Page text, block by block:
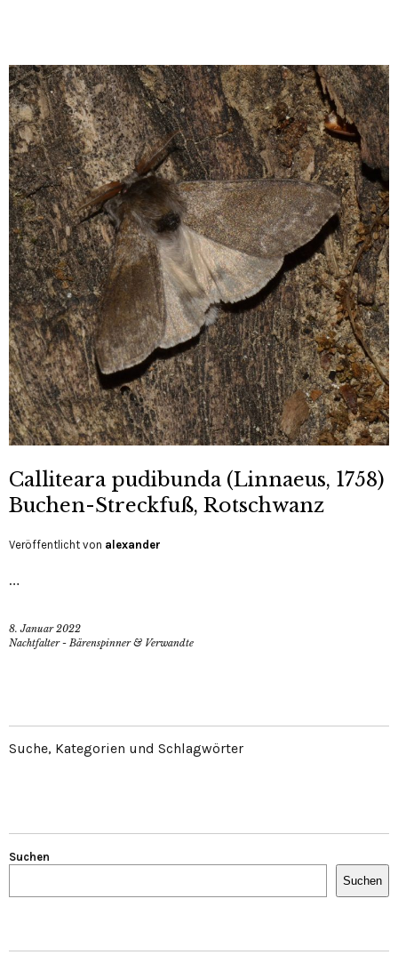
Calliteara pudibunda (Linnaeus, 1758)
Buchen-Streckfuß, Rotschwanz
Veröffentlicht von alexander
…
8. Januar 2022
Nachtfalter - Bärenspinner & Verwandte
Suche, Kategorien und Schlagwörter
Suchen
Suchen